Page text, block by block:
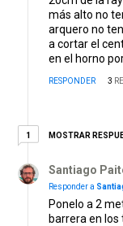
más alto no
arquero no
a cortar el
en el horno
RESPONDER 3
11 respuesta más
MOSTRAR
Santiago
Responder a
Ponelo a 2
barrera en los